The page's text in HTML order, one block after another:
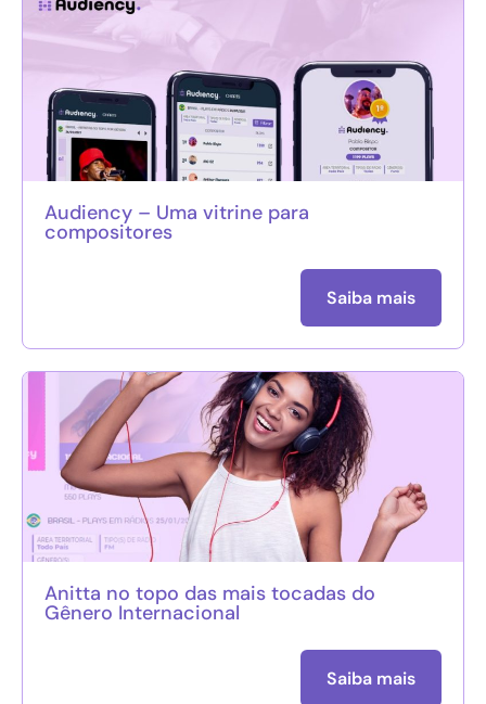
Audiency – Uma vitrine para
compositores
Saiba mais
Anitta no topo das mais tocadas do
Gênero Internacional
Saiba mais